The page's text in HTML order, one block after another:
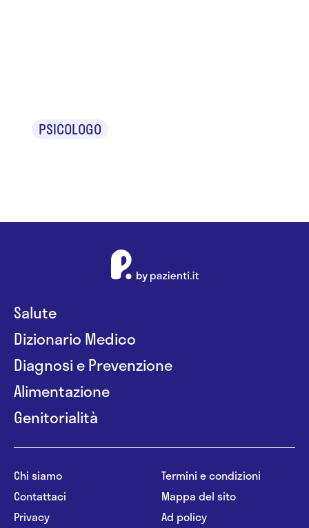
PSICOLOGO
Salute
Dizionario Medico
Diagnosi e Prevenzione
Alimentazione
Genitorialità
Chi siamo
Contattaci
Privacy
Termini e condizioni
Mappa del sito
Ad policy